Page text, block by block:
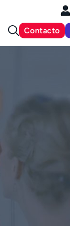
Contacto